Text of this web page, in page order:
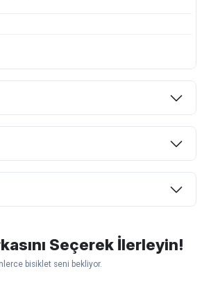
ama
Seçerek İlerleyin!
bisiklet seni bekliyor.